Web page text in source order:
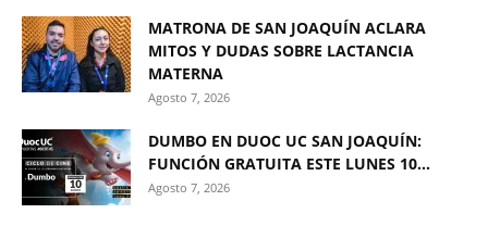
MATRONA DE SAN JOAQUÍN ACLARA
MITOS Y DUDAS SOBRE LACTANCIA
MATERNA
Agosto 7, 2026
DUMBO EN DUOC UC SAN JOAQUÍN:
FUNCIÓN GRATUITA ESTE LUNES 10...
Agosto 7, 2026